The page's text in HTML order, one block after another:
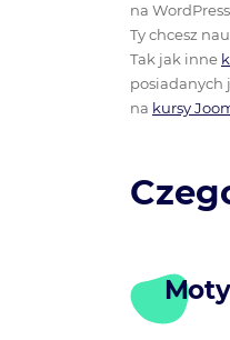
na
Ty chcesz
Tak jak inne
posiadanych
na kursy